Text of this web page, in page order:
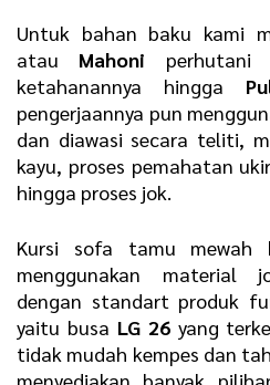
Untuk bahan baku kami
atau Mahoni perhutani
ketahanannya hingga
pengerjaannya pun
dan diawasi secara teliti,
kayu, proses pemahatan
hingga proses jok.
Kursi sofa tamu mewah
menggunakan material
dengan standart produk
yaitu busa LG 26yang
tidak mudah kempes dan
menyediakan banyak